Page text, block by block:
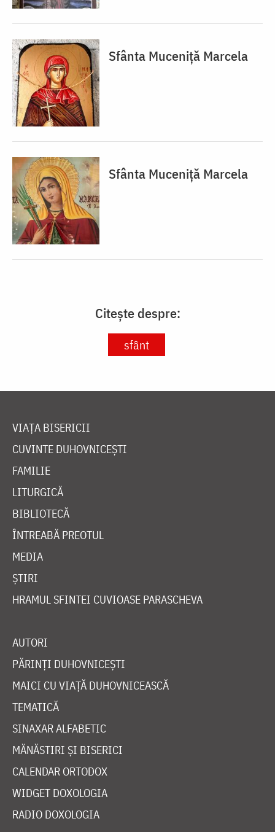
Sfânta Muceniță Marcela
Sfânta Muceniță Marcela
Citește despre:
sfânt
VIAȚA BISERICII
CUVINTE DUHOVNICEȘTI
FAMILIE
LITURGICĂ
BIBLIOTECĂ
ÎNTREABĂ PREOTUL
MEDIA
ȘTIRI
HRAMUL SFINTEI CUVIOASE PARASCHEVA
AUTORI
PĂRINȚI DUHOVNICEȘTI
MAICI CU VIAȚĂ DUHOVNICEASCĂ
TEMATICĂ
SINAXAR ALFABETIC
MĂNĂSTIRI ȘI BISERICI
CALENDAR ORTODOX
WIDGET DOXOLOGIA
RADIO DOXOLOGIA